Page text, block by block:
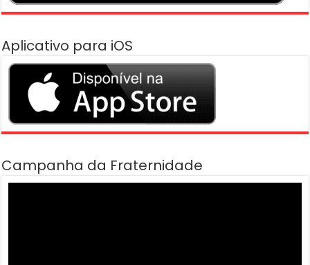
Aplicativo para iOS
Campanha da Fraternidade